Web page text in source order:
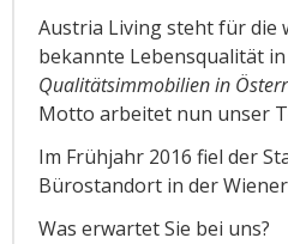
Austria Living steht für die
bekannte Lebensqualität
Qualitätsimmobilien in
Motto arbeitet nun unser
Im Frühjahr 2016 fiel der
Bürostandort in der
Was erwartet Sie bei uns?